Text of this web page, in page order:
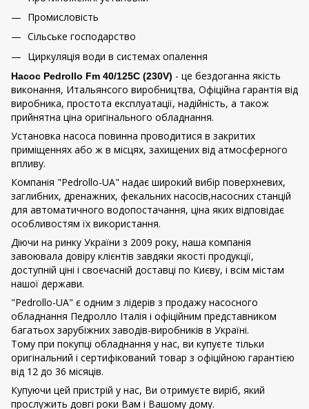
Промисловість
Сільське господарство
Циркуляція води в системах опалення
Насос Pedrollo Fm 40/125C (230V) - це бездоганна якість
виконання, Итальянсого виробництва, Офіційна гарантія від
виробника, простота експлуатації, надійність, а також
прийнятна ціна оригінального обладнання.
Установка насоса повинна проводитися в закритих
приміщеннях або ж в місцях, захищених від атмосферного
впливу.
Компанія "Pedrollo-UA" надає широкий вибір поверхневих,
заглибних, дренажних, фекальних насосів,насосних станцій
для автоматичного водопостачання, ціна яких відповідає
особливостям їх використання.
Діючи на ринку України з 2009 року, наша компанія
завоювала довіру клієнтів завдяки якості продукції,
доступній ціні і своєчасній доставці по Києву, і всім містам
нашої держави.
"Pedrollo-UA" є одним з лідерів з продажу насосного
обладнання Педролло Італія і офіційним представником
багатьох зарубіжних заводів-виробників в Україні.
Тому при покупці обладнання у нас, ви купуєте тільки
оригінальний і сертифікований товар з офіційною гарантією
від 12 до 36 місяців.
Купуючи цей пристрій у нас, Ви отримуєте виріб, який
прослужить довгі роки Вам і Вашому дому.